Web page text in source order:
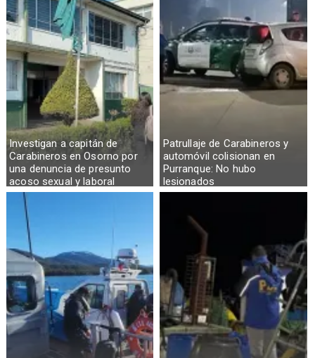
Investigan a capitán de
Carabineros en Osorno por
una denuncia de presunto
acoso sexual y laboral
Patrullaje de Carabineros y
automóvil colisionan en
Purranque: No hubo
lesionados